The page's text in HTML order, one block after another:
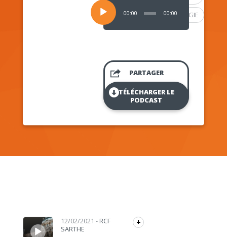
#PSYCHOLOGIE
audio
00:00 00:00
PARTAGER
TÉLÉCHARGER LE
PODCAST
Lecteur audio 12/02/2021 - RCF
SARTHE
+